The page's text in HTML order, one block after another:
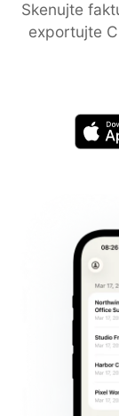
Skenujte
exportujte